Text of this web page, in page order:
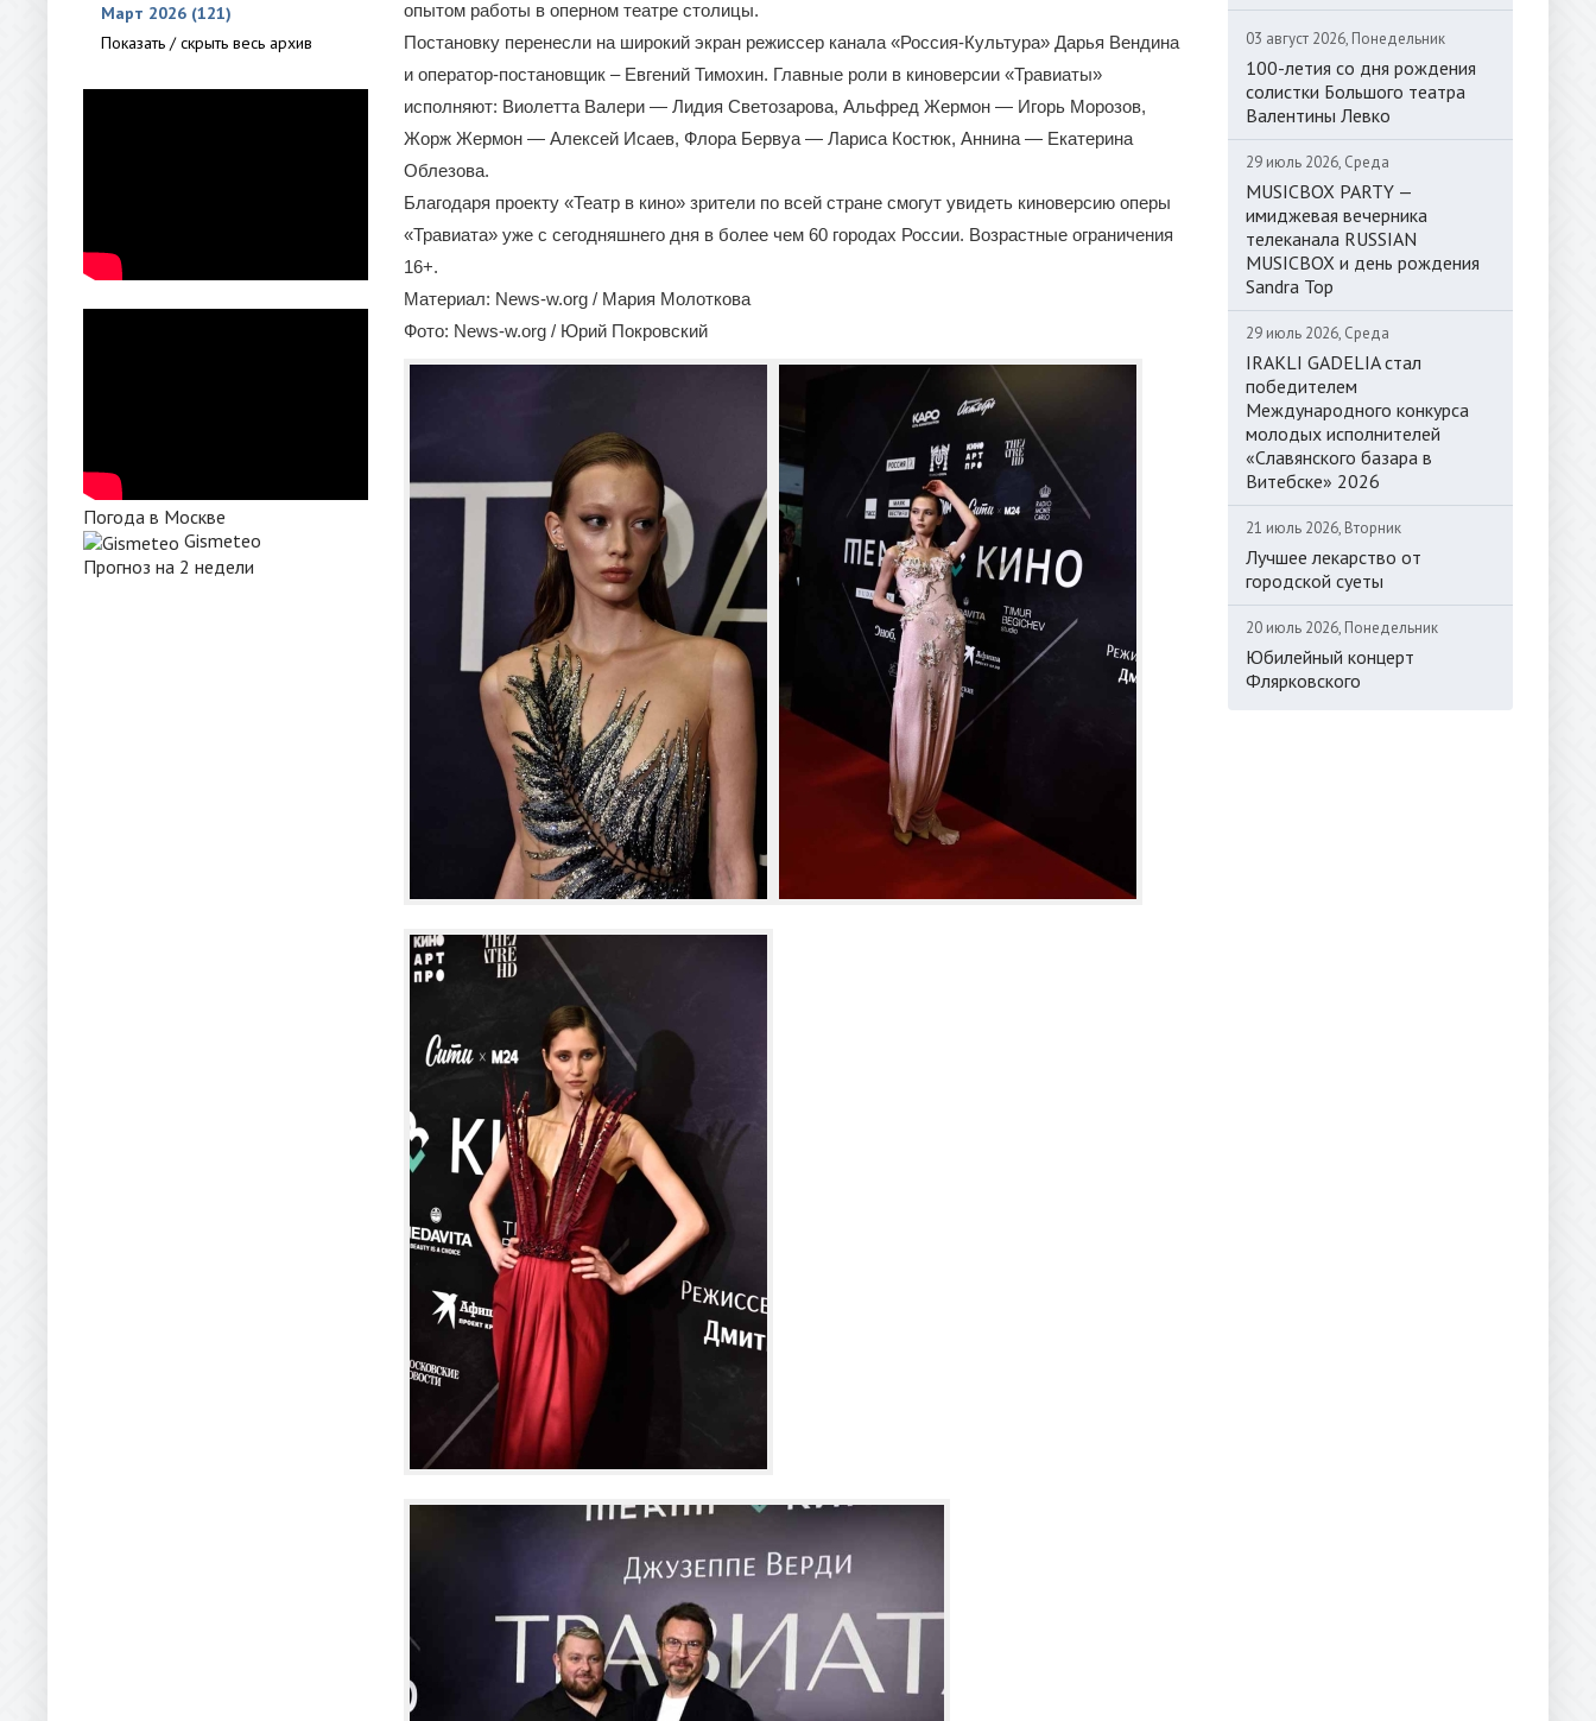
Март 2026 (121)
Показать / скрыть весь архив
Погода в Москве
Gismeteo
Прогноз на 2 недели
опытом работы в оперном театре столицы.
Постановку перенесли на широкий экран режиссер канала «Россия-Культура» Дарья Вендина
и оператор-постановщик – Евгений Тимохин. Главные роли в киноверсии «Травиаты»
исполняют: Виолетта Валери — Лидия Светозарова, Альфред Жермон — Игорь Морозов,
Жорж Жермон — Алексей Исаев, Флора Бервуа — Лариса Костюк, Аннина — Екатерина
Облезова.
Благодаря проекту «Театр в кино» зрители по всей стране смогут увидеть киноверсию оперы
«Травиата» уже с сегодняшнего дня в более чем 60 городах России. Возрастные ограничения
16+.
Материал: News-w.org / Мария Молоткова
Фото: News-w.org / Юрий Покровский
03 август 2026, Понедельник
100-летия со дня рождения
солистки Большого театра
Валентины Левко
29 июль 2026, Среда
MUSICBOX PARTY —
имиджевая вечерника
телеканала RUSSIAN
MUSICBOX и день рождения
Sandra Top
29 июль 2026, Среда
IRAKLI GADELIA стал
победителем
Международного конкурса
молодых исполнителей
«Славянского базара в
Витебске» 2026
21 июль 2026, Вторник
Лучшее лекарство от
городской суеты
20 июль 2026, Понедельник
Юбилейный концерт
Флярковского